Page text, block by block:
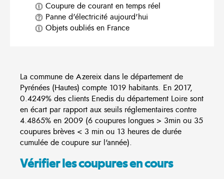
Coupure de courant en temps réel
Panne d'électricité aujourd'hui
Objets oubliés en France
La commune de Azereix dans le département de
Pyrénées (Hautes) compte 1019 habitants. En 2017,
0.4249% des clients Enedis du département Loire sont
en écart par rapport aux seuils réglementaires contre
4.4865% en 2009 (6 coupures longues > 3min ou 35
coupures brèves < 3 min ou 13 heures de durée
cumulée de coupure sur l'année).
Vérifier les coupures en cours